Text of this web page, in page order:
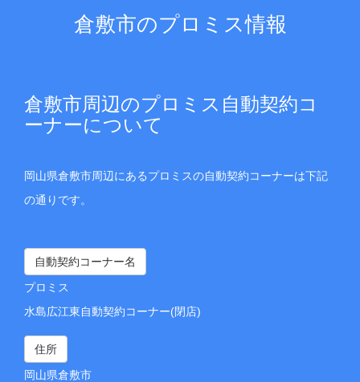
倉敷市のプロミス情報
倉敷市周辺のプロミス自動契約コ
ーナーについて
岡山県倉敷市周辺にあるプロミスの自動契約コーナーは下記
の通りです。
自動契約コーナー名
プロミス
水島広江東自動契約コーナー(閉店)
住所
岡山県倉敷市